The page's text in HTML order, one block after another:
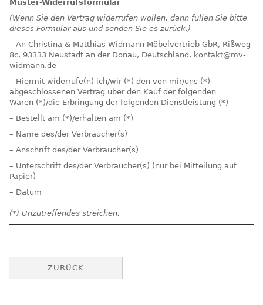
Muster-Widerrufsformular
(Wenn Sie den Vertrag widerrufen wollen, dann füllen Sie bitte
dieses Formular aus und senden Sie es zurück.)
– An Christina & Matthias Widmann Möbelvertrieb GbR, Rißweg
8c, 93333 Neustadt an der Donau, Deutschland, kontakt@mv-
widmann.de
– Hiermit widerrufe(n) ich/wir (*) den von mir/uns (*)
abgeschlossenen Vertrag über den Kauf der folgenden
Waren (*)/die Erbringung der folgenden Dienstleistung (*)
– Bestellt am (*)/erhalten am (*)
– Name des/der Verbraucher(s)
– Anschrift des/der Verbraucher(s)
– Unterschrift des/der Verbraucher(s) (nur bei Mitteilung auf
Papier)
– Datum
(*) Unzutreffendes streichen.
ZURÜCK